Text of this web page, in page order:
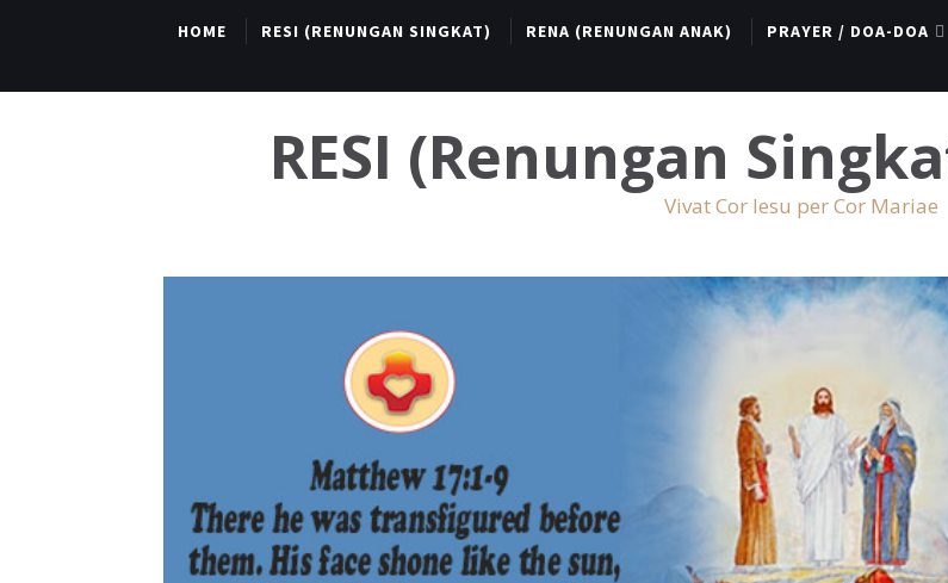
HOME RESI (RENUNGAN SINGKAT) RENA (RENUNGAN ANAK) PRAYER / DOA-DOA
RESI (Renungan
Vivat Cor Iesu per Cor Mariae